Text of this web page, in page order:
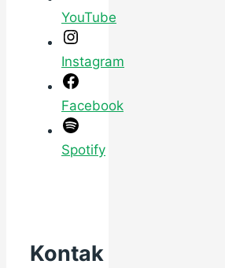
YouTube
Instagram
Facebook
Spotify
Kontak